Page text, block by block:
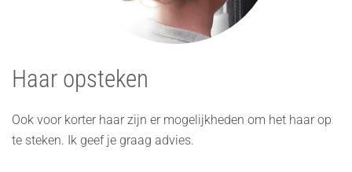
Haar opsteken
Ook voor korter haar zijn er mogelijkheden om het haar op
te steken. Ik geef je graag advies.